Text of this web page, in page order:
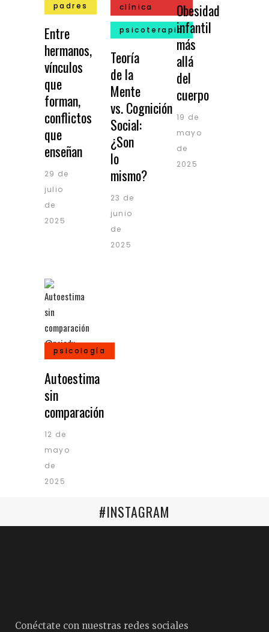
padres
Entre
hermanos,
vínculos
que
forman,
conflictos
que
enseñan
29 de
julio
de
2025
clínica
psicoterapia
Teoría
de la
Mente
vs. Cognición
Social:
¿Son
lo
mismo?
23 de
junio
de
2025
Obesidad
infantil
más
allá
del
cuerpo
19 de
mayo
de
2025
psicología
Autoestima
sin
comparación
12 de
mayo
de
2025
#INSTAGRAM
Conéctate con nuestras redes sociales